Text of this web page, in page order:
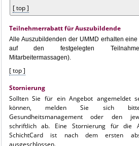
[ top ]
Teilnehmerrabatt für Auszubildende
Alle Auszubildenden der UMMD erhalten
auf den festgelegten
Mitarbeitermassagen).
[ top ]
Stornierung
Sollten Sie für ein Angebot angemeldet
können, melden Sie sich
Gesundheitsmanagement oder den
schriftlich ab. Eine Stornierung für die
SchichtCard ist nach dem ersten